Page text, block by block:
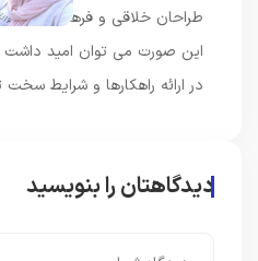
طراحان خلاقی و فرهنگ پیشرو در
این صورت می توان امید داشت که
در ارائه راهکارها و شرایط سخت تایپ
دیدگاهتان را بنویسید